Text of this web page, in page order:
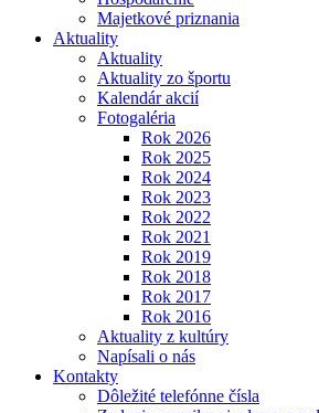
Majetkové priznania
Aktuality
Aktuality
Aktuality zo športu
Kalendár akcií
Fotogaléria
Rok 2026
Rok 2025
Rok 2024
Rok 2023
Rok 2022
Rok 2021
Rok 2019
Rok 2018
Rok 2017
Rok 2016
Aktuality z kultúry
Napísali o nás
Kontakty
Dôležité telefónne čísla